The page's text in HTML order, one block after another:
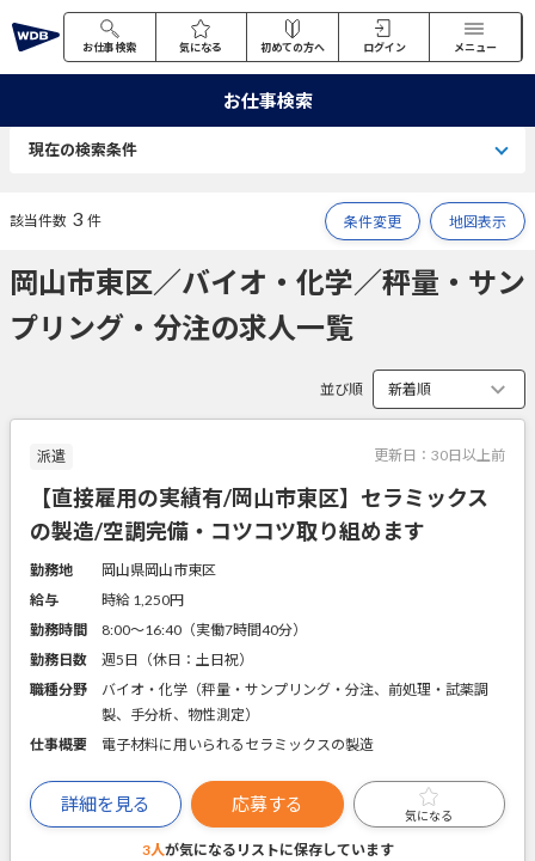
お仕事検索 気になる 初めての方へ ログイン メニュー
お仕事検索
現在の検索条件
該当件数 3 件 条件変更 地図表示
岡山市東区／バイオ・化学／秤量・サン
プリング・分注の求人一覧
並び順
派遣 更新日： 30日以上前
【直接雇用の実績有/岡山市東区】セラミックス
の製造/空調完備・コツコツ取り組めます
勤務地
岡山県岡山市東区
給与
時給 1,250円
勤務時間
8:00～16:40（実働7時間40分）
勤務日数
週5日（休日：土日祝）
職種分野
バイオ・化学（秤量・サンプリング・分注、前処理・試薬調
製、手分析、物性測定）
仕事概要
電子材料に用いられるセラミックスの製造
詳細を見る 応募する
気になる
3人が気になるリストに保存しています